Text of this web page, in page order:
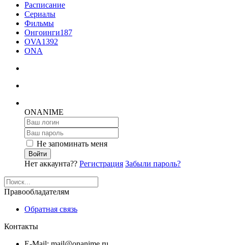
Расписание
Сериалы
Фильмы
Онгоинги187
OVA1392
ONA
ONANIME
Не запоминать меня
Войти
Нет аккаунта?? Регистрация Забыли пароль?
Правообладателям
Обратная связь
Контакты